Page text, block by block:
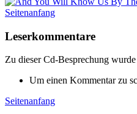
Seitenanfang
Leserkommentare
Zu dieser Cd-Besprechung
Um einen Kommentar zu
Seitenanfang